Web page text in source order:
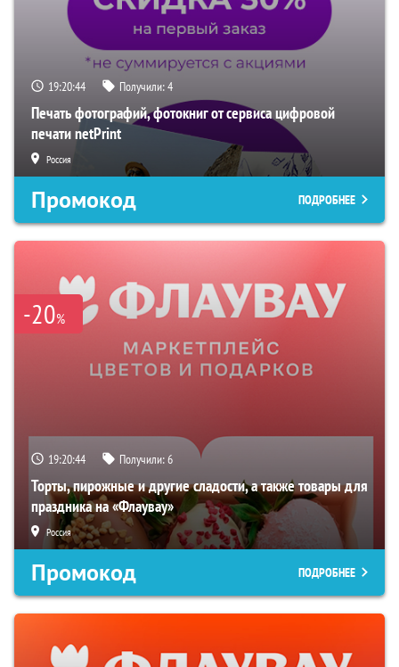
19:20:43 Получили:4
Печать фотографий, фотокниг от сервиса цифровой
печати netPrint
Россия
Промокод ПОДРОБНЕЕ
-20%
19:20:43 Получили:6
Торты, пирожные и другие сладости, а также товары для
праздника на «Флаувау»
Россия
Промокод ПОДРОБНЕЕ